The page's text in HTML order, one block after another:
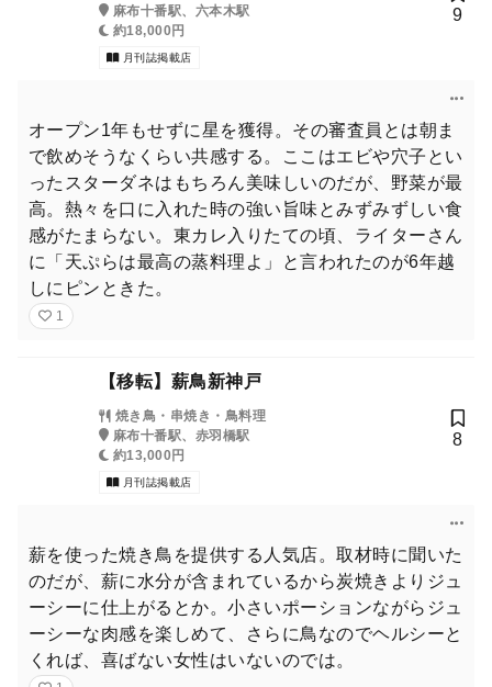
麻布十番駅、六本木駅
約18,000円
月刊誌掲載店
9
オープン1年もせずに星を獲得。その審査員とは朝ま
で飲めそうなくらい共感する。ここはエビや穴子とい
ったスターダネはもちろん美味しいのだが、野菜が最
高。熱々を口に入れた時の強い旨味とみずみずしい食
感がたまらない。東カレ入りたての頃、ライターさん
に「天ぷらは最高の蒸料理よ」と言われたのが6年越
しにピンときた。
1
【移転】薪鳥新神戸
焼き鳥・串焼き・鳥料理
麻布十番駅、赤羽橋駅
約13,000円
月刊誌掲載店
8
薪を使った焼き鳥を提供する人気店。取材時に聞いた
のだが、薪に水分が含まれているから炭焼きよりジュ
ーシーに仕上がるとか。小さいポーションながらジュ
ーシーな肉感を楽しめて、さらに鳥なのでヘルシーと
くれば、喜ばない女性はいないのでは。